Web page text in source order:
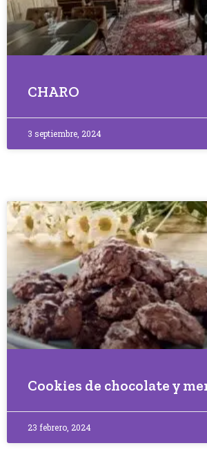
CHARO
3 septiembre, 2024
Cookies de chocolate y
23 febrero, 2024